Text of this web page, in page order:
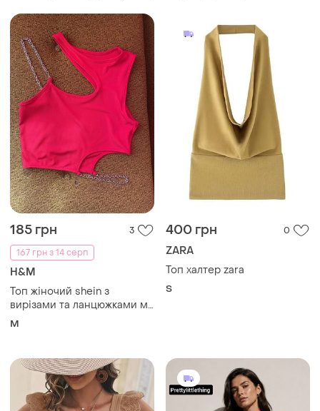
185 грн
3
167 грн з 14 серп
H&M
Топ жіночий shein з
стан нового
M
400 грн
ZARA
Топ халтер zara